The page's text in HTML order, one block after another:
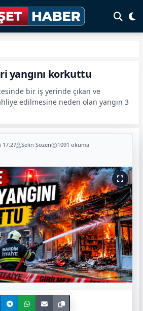
yangını korkuttu
bir iş yerinde çıkan ve
edilmesine neden olan yangın 3
17:27 Selin Sözen 1091 okuma